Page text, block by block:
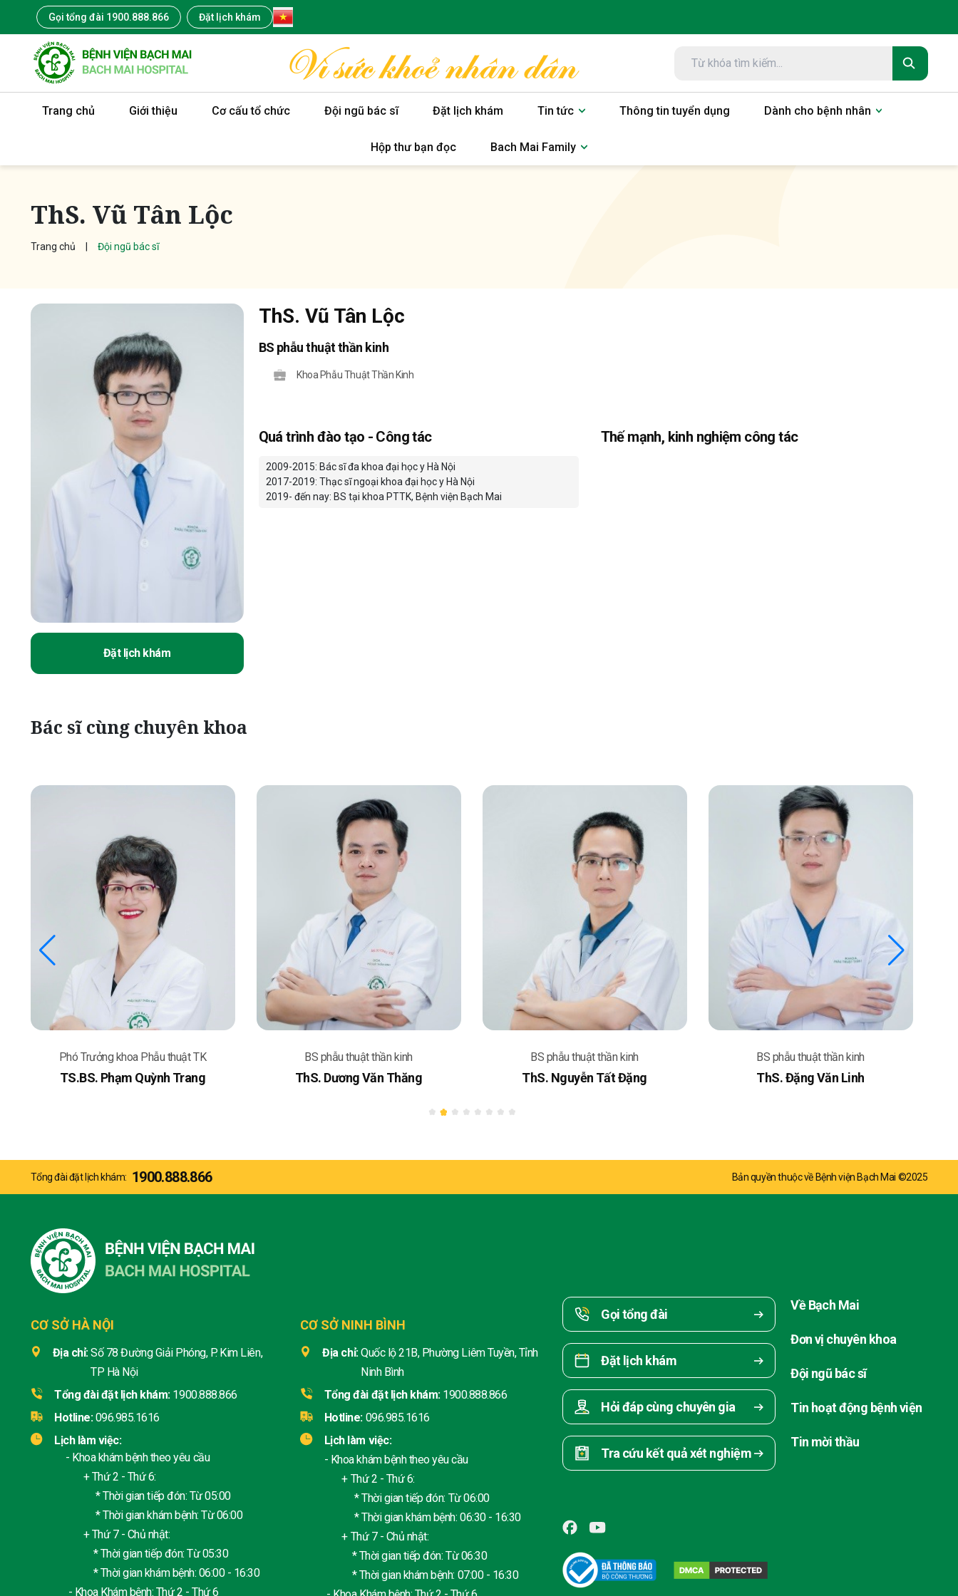
Gọi tổng đài 1900.888.866 Đặt lịch khám
Trang chủ Giới thiệu Cơ cấu tổ chức Đội ngũ bác sĩ Đặt lịch khám Tin tức Thông tin tuyển dụng Dành cho bệnh nhân
Hộp thư bạn đọc Bach Mai Family
ThS. Vũ Tân Lộc
Trang chủ Đội ngũ bác sĩ
Đặt lịch khám
ThS. Vũ Tân Lộc
BS phẫu thuật thần kinh
Khoa Phẫu Thuật Thần Kinh
Quá trình đào tạo - Công tác
2009-2015: Bác sĩ đa khoa đại học y Hà Nội
2017-2019: Thạc sĩ ngoại khoa đại học y Hà Nội
2019- đến nay: BS tại khoa PTTK, Bệnh viện Bạch Mai
Thế mạnh, kinh nghiệm công tác
Bác sĩ cùng chuyên khoa
Phó Trưởng khoa Phẫu thuật TK
TS.BS. Phạm Quỳnh Trang
BS phẫu thuật thần kinh
ThS. Dương Văn Thăng
BS phẫu thuật thần kinh
ThS. Nguyễn Tất Đặng
BS phẫu thuật thần kinh
ThS. Đặng Văn Linh
Tổng đài đặt lịch khám: 1900.888.866 Bản quyền thuộc về Bệnh viện Bạch Mai ©2025
CƠ SỞ HÀ NỘI
Địa chỉ:Số 78 Đường Giải Phóng, P. Kim Liên,
TP Hà Nội
Tổng đài đặt lịch khám: 1900.888.866
Hotline: 096.985.1616
Lịch làm việc:
- Khoa khám bệnh theo yêu cầu
+ Thứ 2 - Thứ 6:
* Thời gian tiếp đón: Từ 05:00
* Thời gian khám bệnh: Từ 06:00
+ Thứ 7 - Chủ nhật:
* Thời gian tiếp đón: Từ 05:30
* Thời gian khám bệnh: 06:00 - 16:30
- Khoa Khám bệnh: Thứ 2 - Thứ 6
CƠ SỞ NINH BÌNH
Địa chỉ:Quốc lộ 21B, Phường Liêm Tuyền, Tỉnh
Ninh Bình
Tổng đài đặt lịch khám: 1900.888.866
Hotline: 096.985.1616
Lịch làm việc:
- Khoa khám bệnh theo yêu cầu
+ Thứ 2 - Thứ 6:
* Thời gian tiếp đón: Từ 06:00
* Thời gian khám bệnh: 06:30 - 16:30
+ Thứ 7 - Chủ nhật:
* Thời gian tiếp đón: Từ 06:30
* Thời gian khám bệnh: 07:00 - 16:30
Gọi tổng đài
Đặt lịch khám
Hỏi đáp cùng chuyên gia
Tra cứu kết quả xét nghiệm
Về Bạch Mai
Đơn vị chuyên khoa
Đội ngũ bác sĩ
Tin hoạt động bệnh viện
Tin mời thầu